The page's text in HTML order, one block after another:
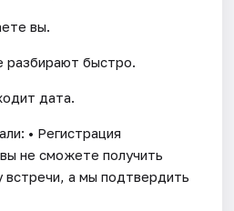
вы.
быстро.
дата.
• Регистрация
не сможете получить
встречи, а мы подтвердить